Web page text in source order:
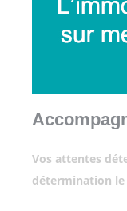
Vos attentes
détermination le